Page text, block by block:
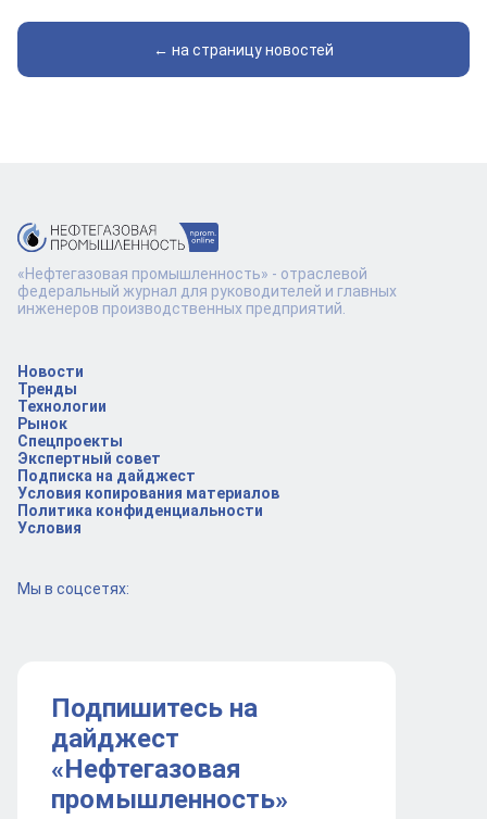
← на страницу новостей
Новости
Тренды
Технологии
Рынок
Спецпроекты
Экспертный совет
Подписка на дайджест
Условия копирования материалов
Политика конфиденциальности
Условия
Мы в соцсетях:
Подпишитесь на
дайджест
«Нефтегазовая
промышленность»
«Нефтегазовая промышленность» - отраслевой
федеральный журнал для руководителей и главных
инженеров производственных предприятий.